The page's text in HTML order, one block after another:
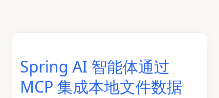
Spring AI 智能体通过
MCP 集成本地文件数据